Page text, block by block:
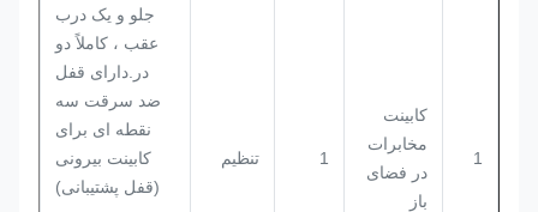
1
کابینت
مخابرات
در فضای
باز
1 تنظیم
جلو و یک درب
عقب ، کاملاً دو
در.دارای قفل
ضد سرقت سه
نقطه ای برای
کابینت بیرونی
(قفل پشتیبانی)